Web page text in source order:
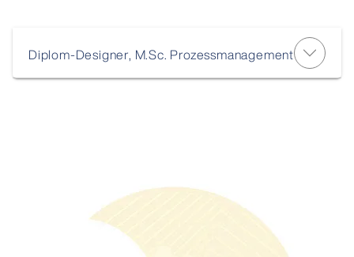
Diplom-Designer, M.Sc. Prozessmanagement